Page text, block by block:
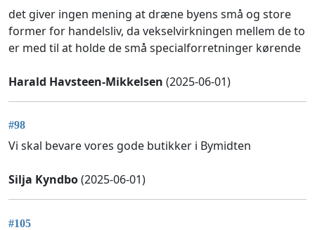
det giver ingen mening at dræne byens små og store
former for handelsliv, da vekselvirkningen mellem de to
er med til at holde de små specialforretninger kørende
Harald Havsteen-Mikkelsen (2025-06-01)
#98
Vi skal bevare vores gode butikker i Bymidten
Silja Kyndbo(2025-06-01)
#105